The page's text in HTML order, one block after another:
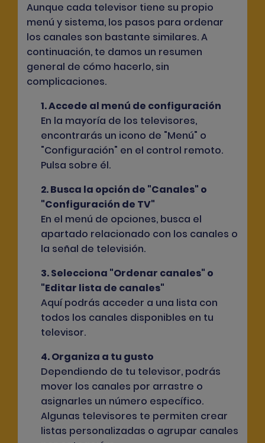
Aunque cada televisor tiene su propio
menú y sistema, los pasos para ordenar
los canales son bastante similares. A
continuación, te damos un resumen
general de cómo hacerlo, sin
complicaciones.
1. Accede al menú de configuración
En la mayoría de los televisores,
encontrarás un icono de "Menú" o
"Configuración" en el control remoto.
Pulsa sobre él.
2. Busca la opción de "Canales" o
"Configuración de TV"
En el menú de opciones, busca el
apartado relacionado con los canales o
la señal de televisión.
3. Selecciona "Ordenar canales" o
"Editar lista de canales"
Aquí podrás acceder a una lista con
todos los canales disponibles en tu
televisor.
4. Organiza a tu gusto
Dependiendo de tu televisor, podrás
mover los canales por arrastre o
asignarles un número específico.
Algunas televisores te permiten crear
listas personalizadas o agrupar canales